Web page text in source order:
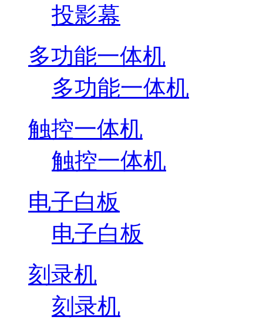
投影幕
多功能一体机
多功能一体机
触控一体机
触控一体机
电子白板
电子白板
刻录机
刻录机